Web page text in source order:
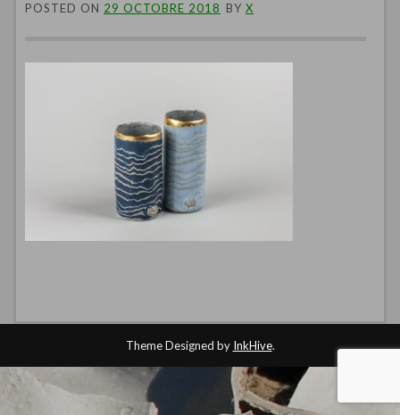
POSTED ON 29 OCTOBRE 2018 BY X
Theme Designed by InkHive.